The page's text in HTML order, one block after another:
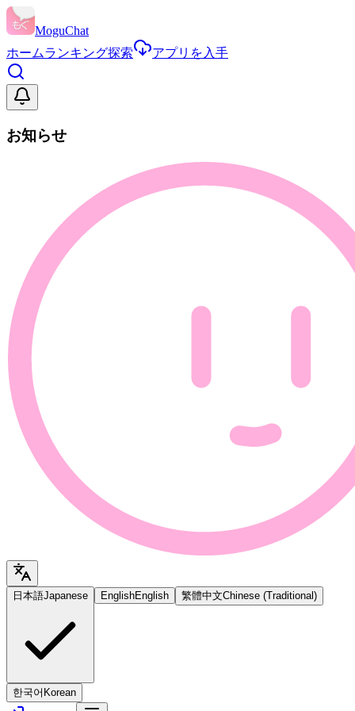
MoguChat
ホームランキング探索 アプリを入手
お知らせ
日本語Japanese EnglishEnglish 繁體中文Chinese (Traditional)
한국어 Korean